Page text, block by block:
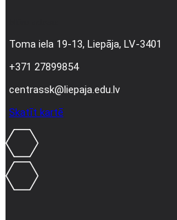
Toma iela 19-13, Liepāja, LV-3401
+371 27899854
centrassk@liepaja.edu.lv
Skatīt kartē